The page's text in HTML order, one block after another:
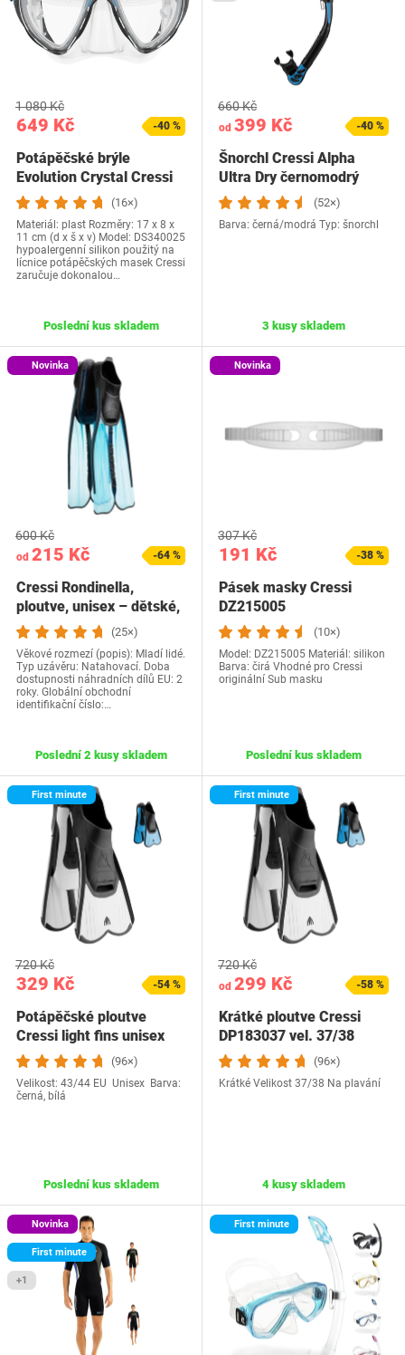
649 Kč
1 080 Kč
-40 %
Potápěčské brýle
Evolution Crystal Cressi
(16×)
Materiál: plast Rozměry: 17 x 8 x
11 cm (d x š x v) Model: DS340025
hypoalergenní silikon použitý na
lícnice potápěčských masek Cressi
zaručuje dokonalou…
Poslední kus skladem
od 399 Kč
660 Kč
-40 %
Šnorchl Cressi Alpha
Ultra Dry černomodrý
(52×)
Barva: černá/modrá Typ: šnorchl
3 kusy skladem
Novinka
od 215 Kč
600 Kč
-64 %
Cressi Rondinella,
ploutve, unisex – dětské,
…
(25×)
Věkové rozmezí (popis): Mladí lidé.
Typ uzávěru: Natahovací. Doba
dostupnosti náhradních dílů EU: 2
roky. Globální obchodní
identifikační číslo:…
Poslední 2 kusy skladem
Novinka
191 Kč
307 Kč
-38 %
Pásek masky Cressi
DZ215005
(10×)
Model: DZ215005 Materiál: silikon
Barva: čirá Vhodné pro Cressi
originální Sub masku
Poslední kus skladem
First minute
329 Kč
720 Kč
-54 %
Potápěčské ploutve
Cressi light fins unisex
(96×)
Velikost: 43/44 EU Unisex Barva:
černá, bílá
Poslední kus skladem
First minute
od 299 Kč
720 Kč
-58 %
Krátké ploutve Cressi
DP183037 vel. 37/38
(96×)
Krátké Velikost 37/38 Na plavání
4 kusy skladem
Novinka
First minute
+1
First minute